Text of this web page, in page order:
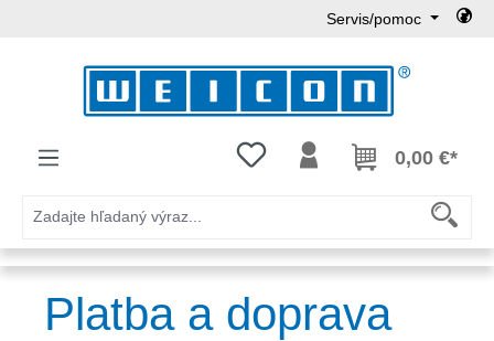
Servis/pomoc
Máte 0 položky zoznamu želaní
0,00 €*
Platba a doprava